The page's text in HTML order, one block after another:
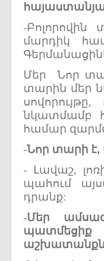
-
մարդիկ
Մեր Նոր
տարին մեր
նկատմամբ
համար
-Նոր տարի է,
- Լավաշ,
պահում
դրանք:
-Մեր